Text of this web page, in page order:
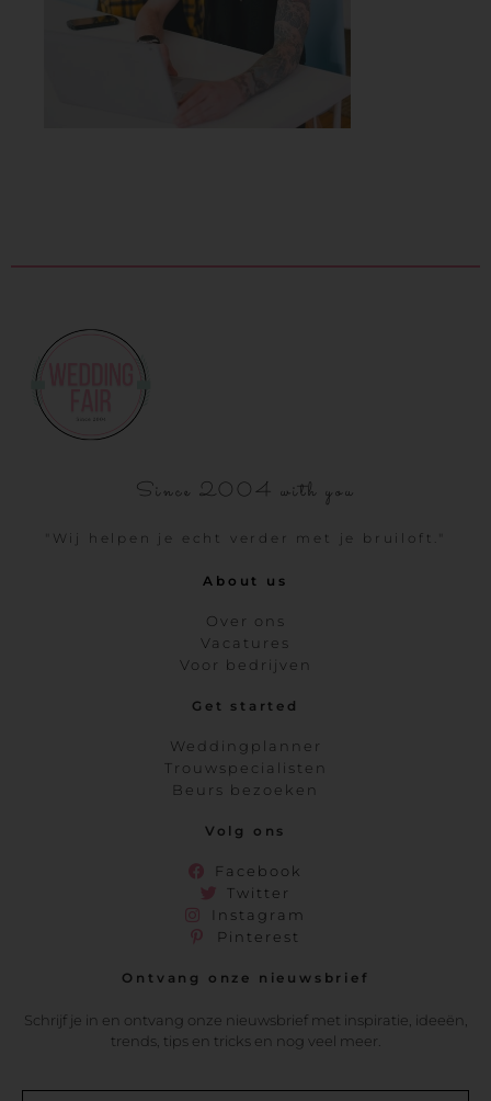
Since 2004 with you
"Wij helpen je echt verder met je bruiloft."
About us
Over ons
Vacatures
Voor bedrijven
Get started
Weddingplanner
Trouwspecialisten
Beurs bezoeken
Volg ons
Facebook
Twitter
Instagram
Pinterest
Ontvang onze nieuwsbrief
Schrijf je in en ontvang onze nieuwsbrief met inspiratie, ideeën,
trends, tips en tricks en nog veel meer.